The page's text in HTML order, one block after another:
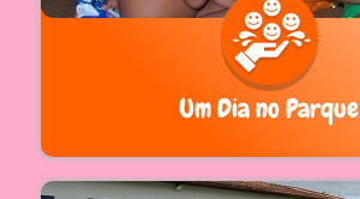
Um Dia no Parque